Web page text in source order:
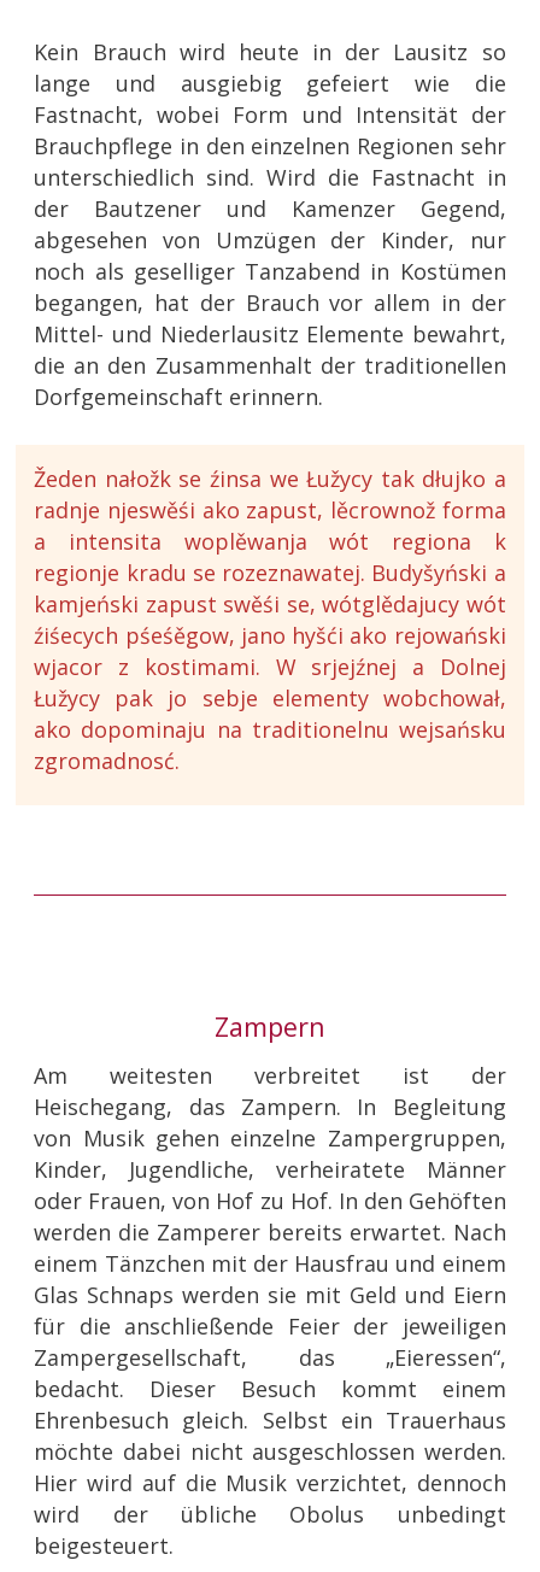
Kein Brauch wird heute in der Lausitz so
lange und ausgiebig gefeiert wie die
Fastnacht, wobei Form und Intensität der
Brauchpflege in den einzelnen Regionen sehr
unterschiedlich sind. Wird die Fastnacht in
der Bautzener und Kamenzer Gegend,
abgesehen von Umzügen der Kinder, nur
noch als geselliger Tanzabend in Kostümen
begangen, hat der Brauch vor allem in der
Mittel- und Niederlausitz Elemente bewahrt,
die an den Zusammenhalt der traditionellen
Dorfgemeinschaft erinnern.
Žeden nałožk se źinsa we Łužycy tak dłujko a
radnje njeswěśi ako zapust, lěcrownož forma
a intensita woplěwanja wót regiona k
regionje kradu se rozeznawatej. Budyšyński a
kamjeński zapust swěśi se, wótglědajucy wót
źiśecych pśeśěgow, jano hyšći ako rejowański
wjacor z kostimami. W srjejźnej a Dolnej
Łužycy pak jo sebje elementy wobchował,
ako dopominaju na traditionelnu wejsańsku
zgromadnosć.
Zampern
Am weitesten verbreitet ist der
Heischegang, das Zampern. In Begleitung
von Musik gehen einzelne Zampergruppen,
Kinder, Jugendliche, verheiratete Männer
oder Frauen, von Hof zu Hof. In den Gehöften
werden die Zamperer bereits erwartet. Nach
einem Tänzchen mit der Hausfrau und einem
Glas Schnaps werden sie mit Geld und Eiern
für die anschließende Feier der jeweiligen
Zampergesellschaft, das „Eieressen“,
bedacht. Dieser Besuch kommt einem
Ehrenbesuch gleich. Selbst ein Trauerhaus
möchte dabei nicht ausgeschlossen werden.
Hier wird auf die Musik verzichtet, dennoch
wird der übliche Obolus unbedingt
beigesteuert.